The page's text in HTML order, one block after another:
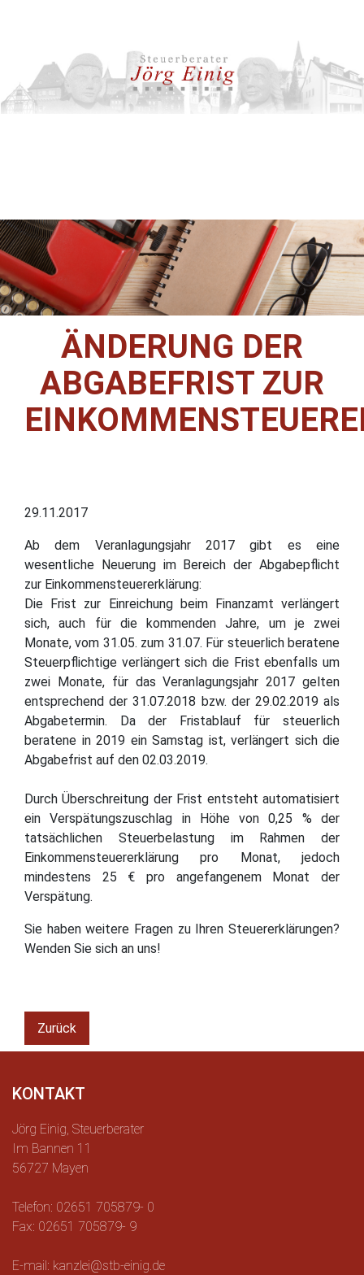
ÄNDERUNG DER
ABGABEFRIST ZUR
29.11.2017
Ab dem Veranlagungsjahr 2017 gibt es eine
wesentliche Neuerung im Bereich der Abgabepflicht
zur Einkommensteuererklärung:
Die Frist zur Einreichung beim Finanzamt verlängert
sich, auch für die kommenden Jahre, um je zwei
Monate, vom 31.05. zum 31.07. Für steuerlich beratene
Steuerpflichtige verlängert sich die Frist ebenfalls um
zwei Monate, für das Veranlagungsjahr 2017 gelten
entsprechend der 31.07.2018 bzw. der 29.02.2019 als
Abgabetermin. Da der Fristablauf für steuerlich
beratene in 2019 ein Samstag ist, verlängert sich die
Abgabefrist auf den 02.03.2019.
Durch Überschreitung der Frist entsteht automatisiert
ein Verspätungszuschlag in Höhe von 0,25 % der
tatsächlichen Steuerbelastung im Rahmen der
Einkommensteuererklärung pro Monat, jedoch
mindestens 25 € pro angefangenem Monat der
Verspätung.
Sie haben weitere Fragen zu Ihren Steuererklärungen?
Wenden Sie sich an uns!
Zurück
KONTAKT
Jörg Einig, Steuerberater
Im Bannen 11
56727 Mayen
Telefon: 02651 705879- 0
Fax: 02651 705879- 9
E-mail: kanzlei@stb-einig.de